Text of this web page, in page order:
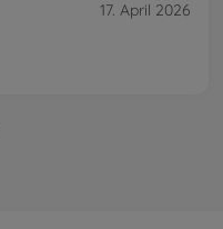
17. April 2026